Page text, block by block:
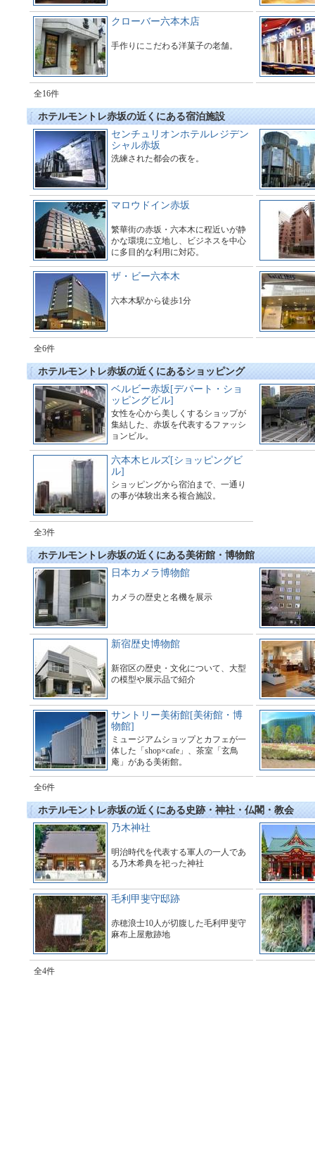
クローバー六本木店
手作りにこだわる洋菓子の老舗。
全16件
ホテルモントレ赤坂の近くにある宿泊施設
センチュリオンホテルレジデン
シャル赤坂
洗練された都会の夜を。
マロウドイン赤坂
繁華街の赤坂・六本木に程近いが静
かな環境に立地し、ビジネスを中心
に多目的な利用に対応。
ザ・ビー六本木
六本木駅から徒歩1分
全6件
ホテルモントレ赤坂の近くにあるショッピング
ベルビー赤坂[デパート・ショ
ッピングビル]
女性を心から美しくするショップが
集結した、赤坂を代表するファッシ
ョンビル。
六本木ヒルズ[ショッピングビ
ル]
ショッピングから宿泊まで、一通り
の事が体験出来る複合施設。
全3件
ホテルモントレ赤坂の近くにある美術館・博物館
日本カメラ博物館
カメラの歴史と名機を展示
新宿歴史博物館
新宿区の歴史・文化について、大型
の模型や展示品で紹介
サントリー美術館[美術館・博
物館]
ミュージアムショップとカフェが一
体した「shop×cafe」、茶室「玄鳥
庵」がある美術館。
全6件
ホテルモントレ赤坂の近くにある史跡・神社・仏閣・教会
乃木神社
明治時代を代表する軍人の一人であ
る乃木希典を祀った神社
毛利甲斐守邸跡
赤穂浪士10人が切腹した毛利甲斐守
麻布上屋敷跡地
全4件